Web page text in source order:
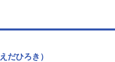
だひろき）